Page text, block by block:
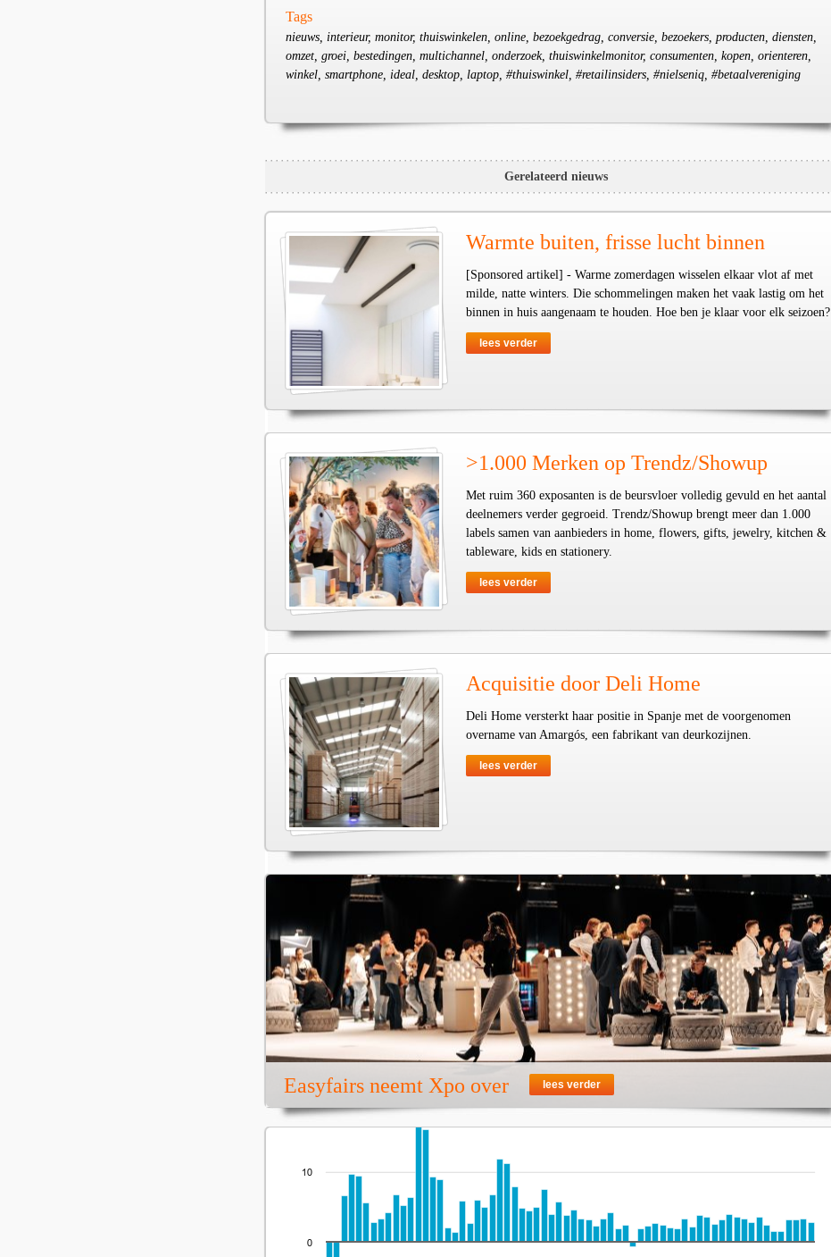
Tags
nieuws, interieur, monitor, thuiswinkelen, online, bezoekgedrag, conversie, bezoekers, producten, diensten,
omzet, groei, bestedingen, multichannel, onderzoek, thuiswinkelmonitor, consumenten, kopen, orienteren,
winkel, smartphone, ideal, desktop, laptop, #thuiswinkel, #retailinsiders, #nielseniq, #betaalvereniging
Gerelateerd nieuws
Warmte buiten, frisse lucht binnen
[Sponsored artikel] - Warme zomerdagen wisselen elkaar vlot af met
milde, natte winters. Die schommelingen maken het vaak lastig om het
binnen in huis aangenaam te houden. Hoe ben je klaar voor elk seizoen?
lees verder
>1.000 Merken op Trendz/Showup
Met ruim 360 exposanten is de beursvloer volledig gevuld en het aantal
deelnemers verder gegroeid. Trendz/Showup brengt meer dan 1.000
labels samen van aanbieders in home, flowers, gifts, jewelry, kitchen &
tableware, kids en stationery.
lees verder
Acquisitie door Deli Home
Deli Home versterkt haar positie in Spanje met de voorgenomen
overname van Amargós, een fabrikant van deurkozijnen.
lees verder
Easyfairs neemt Xpo over lees verder